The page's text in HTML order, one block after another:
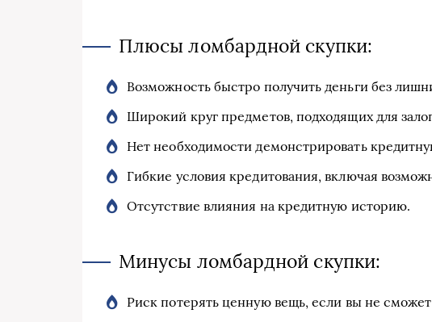
Плюсы ломбардной скупки:
Возможность быстро получить деньги без
Широкий круг предметов, подходящих для
Нет необходимости демонстрировать
Гибкие условия кредитования, включая
Отсутствие влияния на кредитную историю.
Минусы ломбардной скупки:
Риск потерять ценную вещь, если вы не